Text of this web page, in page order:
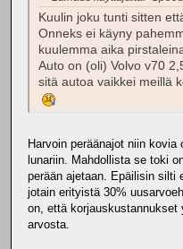
Kuulin joku tunti sitten
Onneks ei käyny
kuulemma aika
Auto on (oli) Volvo v70
sitä autoa vaikkei meillä
Harvoin peräänajot niin
lunariin. Mahdollista se toki
perään ajetaan. Epäilisin silti
jotain erityistä 30%
on, että
arvosta.